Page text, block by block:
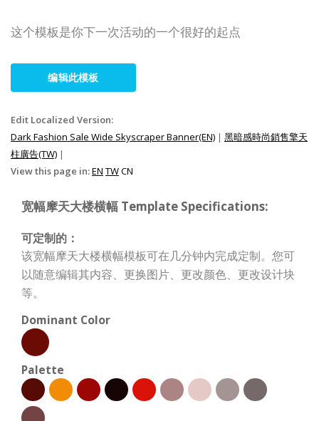
这个模板是你下一次活动的一个很好的起点
编辑此模板
Edit Localized Version:
Dark Fashion Sale Wide Skyscraper Banner(EN) | 黑暗感時尚銷售擎天
柱廣告(TW) |
View this page in:EN TWCN
宽幅摩天大楼横幅 Template Specifications:
可定制的：
该宽幅摩天大楼横幅模板可在几分钟内完成定制。您可
以随意编辑其内容、更换图片、更改颜色、更改设计块
等。
Dominant Color
Palette